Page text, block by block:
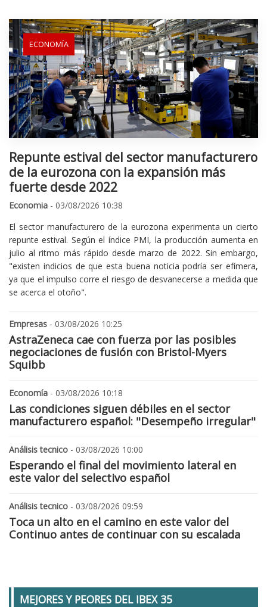
ECONOMÍA
Repunte estival del sector manufacturero
de la eurozona con la expansión más
fuerte desde 2022
Economia - 03/08/2026 10:38
El sector manufacturero de la eurozona experimenta un cierto
repunte estival. Según el índice PMI, la producción aumenta en
julio al ritmo más rápido desde marzo de 2022. Sin embargo,
"existen indicios de que esta buena noticia podría ser efímera,
ya que el impulso corre el riesgo de desvanecerse a medida que
se acerca el otoño".
Empresas - 03/08/2026 10:25
AstraZeneca cae con fuerza por las posibles
negociaciones de fusión con Bristol-Myers
Squibb
Economía - 03/08/2026 10:18
Las condiciones siguen débiles en el sector
manufacturero español: "Desempeño irregular"
Análisis tecnico - 03/08/2026 10:00
Esperando el final del movimiento lateral en
este valor del selectivo español
Análisis tecnico - 03/08/2026 09:59
Toca un alto en el camino en este valor del
Continuo antes de continuar con su escalada
MEJORES Y PEORES DEL IBEX 35